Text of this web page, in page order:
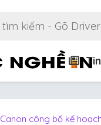
Canon công bố kế